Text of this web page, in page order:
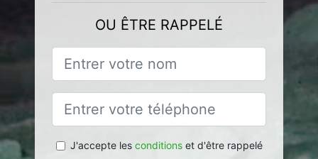
OU ÊTRE RAPPELÉ
J'accepte les conditionset d'être rappelé